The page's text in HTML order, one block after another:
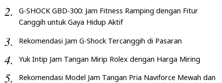
G-SHOCK GBD-300: Jam Fitness Ramping dengan Fitur
Canggih untuk Gaya Hidup Aktif
Rekomendasi Jam G-Shock Tercanggih di Pasaran
Yuk Intip Jam Tangan Mirip Rolex dengan Harga Miring
Rekomendasi Model Jam Tangan Pria Naviforce Mewah dan